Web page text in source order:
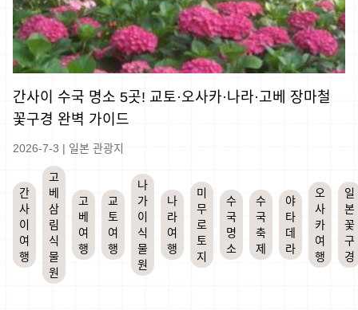
간사이 수국 명소 5곳! 교토·오사카·나라·고베 장마철
꽃구경 완벽 가이드
2026-7-3 | 일본 관광지
간
사
이
여
행
고
베
삼
림
식
물
원
고
베
여
행
교
토
여
행
나
가
이
식
물
원
나
라
여
행
미
무
로
토
지
수
국
명
소
수
국
축
제
야
타
데
라
오
사
카
여
행
일
본
꽃
구
경